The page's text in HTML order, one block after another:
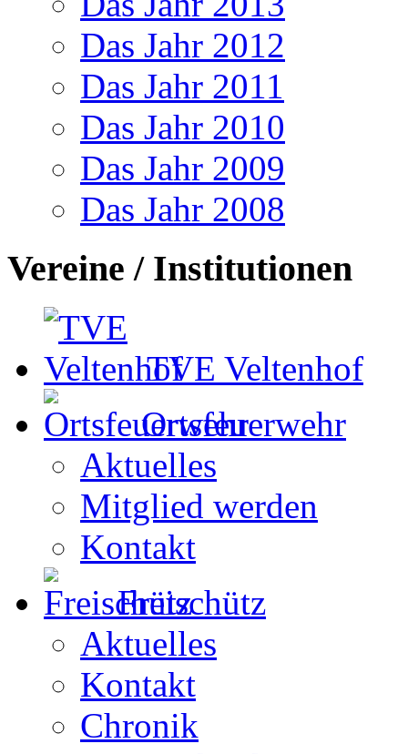
Das Jahr 2012
Das Jahr 2011
Das Jahr 2010
Das Jahr 2009
Das Jahr 2008
Vereine / Institutionen
TVE Veltenhof
Ortsfeuerwehr
Aktuelles
Mitglied werden
Kontakt
Freischütz
Aktuelles
Kontakt
Chronik